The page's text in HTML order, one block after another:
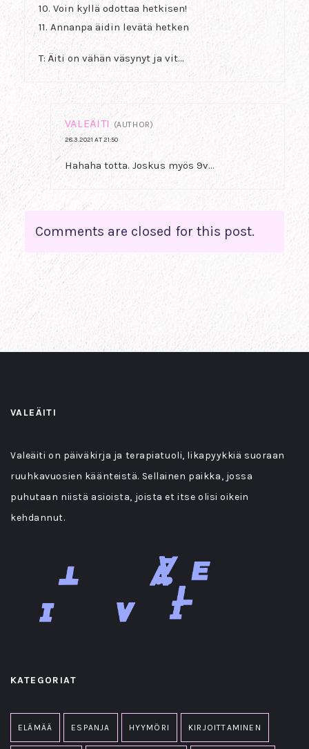
10. Voin kyllä odottaa hetkisen!
11. Annanpa äidin levätä hetken
T: Äiti on vähän väsynyt ja vit…
VALEÄITI (AUTHOR)
28.3.2021 AT 21:50
Hahaha totta. Joskus myös 9v…
Comments are closed for this post.
VALEÄITI
Valeäiti on päiväkirja ja terapiatuoli, likapyykkiä suoraan
ruuhkavuosien käänteistä. Sellainen paikka, jossa
puhutaan niistä asioista, joista et itse olisi oikein
kehdannut.
KATEGORIAT
ELÄMÄÄ ESPANJA HYYMÖRI KIRJOITTAMINEN